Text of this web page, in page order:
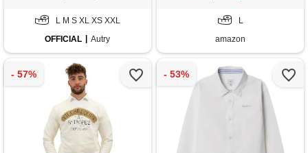
L M S XL XS XXL
OFFICIAL
Autry
L
amazon